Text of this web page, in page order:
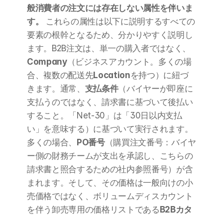
般消費者の注文には存在しない属性を伴いま
す。
これらの属性は以下に説明するすべての
要素の根幹となるため、分かりやすく説明し
ます。B2B注文は、単一の購入者ではなく、
Company（ビジネスアカウント。多くの場
合、複数の配送先Locationを持つ）に紐づ
きます。通常、 支払条件（バイヤーが即座に
支払うのではなく、請求書に基づいて後払い
すること。「Net-30」は「30日以内支払
い」を意味する）に基づいて実行されます。
多くの場合、 PO番号（購買注文番号：バイヤ
ー側の財務チームが支出を承認し、こちらの
請求書と照合するための社内参照番号）が含
まれます。そして、その価格は一般向けの小
売価格ではなく、ボリュームディスカウント
を伴う卸売専用の価格リストであるB2Bカタ